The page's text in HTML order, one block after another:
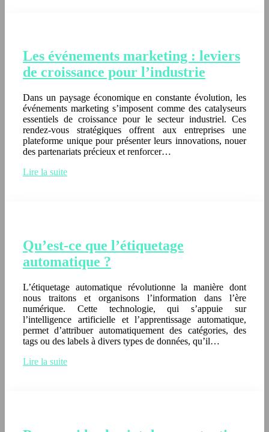
Les événements marketing : leviers
de croissance pour l’industrie
Dans un paysage économique en constante évolution, les
événements marketing s’imposent comme des catalyseurs
essentiels de croissance pour le secteur industriel. Ces
rendez-vous stratégiques offrent aux entreprises une
plateforme unique pour présenter leurs innovations, nouer
des partenariats précieux et renforcer…
Lire la suite
Qu’est-ce que l’étiquetage
automatique ?
L’étiquetage automatique révolutionne la manière dont
nous traitons et organisons l’information dans l’ère
numérique. Cette technologie, qui s’appuie sur
l’intelligence artificielle et l’apprentissage automatique,
permet d’attribuer automatiquement des catégories, des
tags ou des labels à divers types de données, qu’il…
Lire la suite